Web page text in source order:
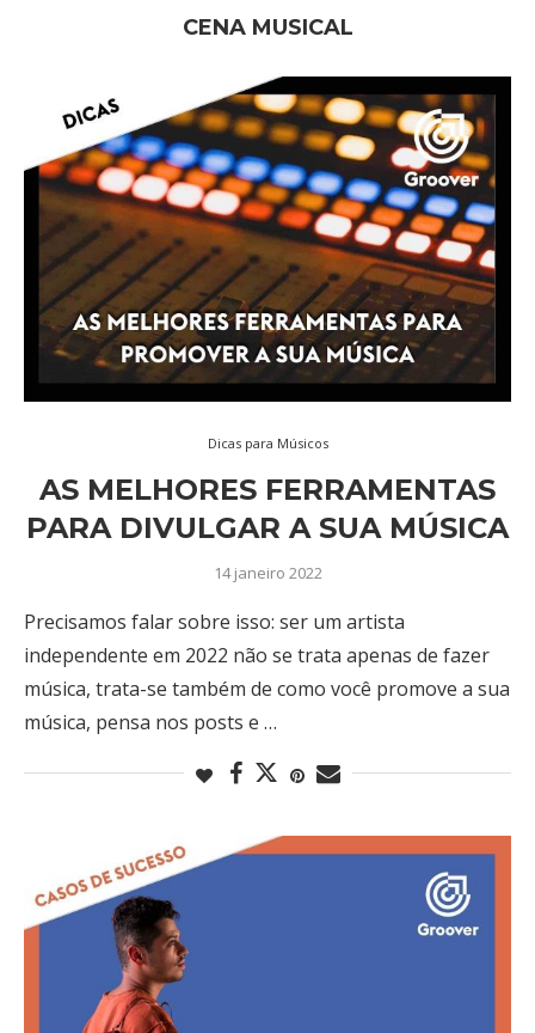
CENA MUSICAL
Dicas para Músicos
AS MELHORES FERRAMENTAS
PARA DIVULGAR A SUA MÚSICA
14 janeiro 2022
Precisamos falar sobre isso: ser um artista
independente em 2022 não se trata apenas de fazer
música, trata-se também de como você promove a sua
música, pensa nos posts e …